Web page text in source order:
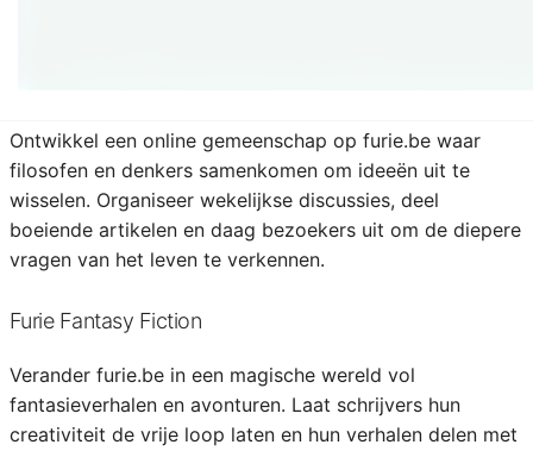
Ontwikkel een online gemeenschap op furie.be waar
filosofen en denkers samenkomen om ideeën uit te
wisselen. Organiseer wekelijkse discussies, deel
boeiende artikelen en daag bezoekers uit om de diepere
vragen van het leven te verkennen.
Furie Fantasy Fiction
Verander furie.be in een magische wereld vol
fantasieverhalen en avonturen. Laat schrijvers hun
creativiteit de vrije loop laten en hun verhalen delen met